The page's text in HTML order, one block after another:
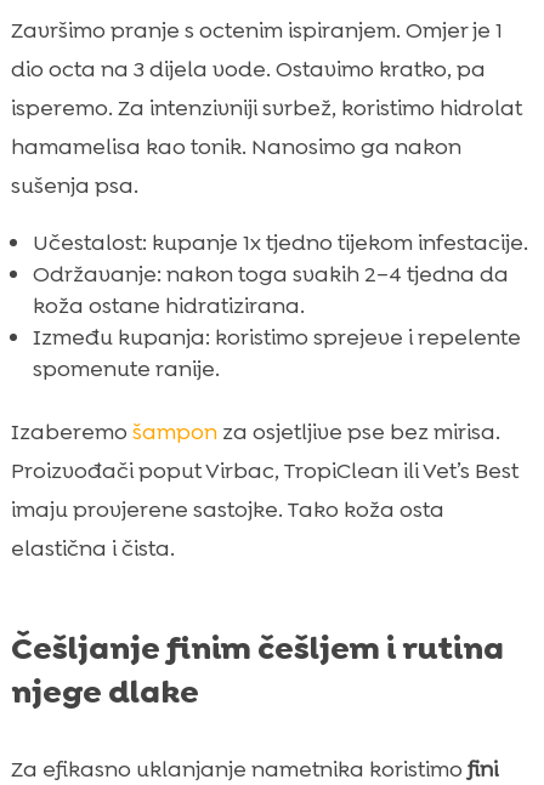
Završimo pranje s octenim ispiranjem. Omjer je 1
dio octa na 3 dijela vode. Ostavimo kratko, pa
isperemo. Za intenzivniji svrbež, koristimo hidrolat
hamamelisa kao tonik. Nanosimo ga nakon
sušenja psa.
Učestalost: kupanje 1x tjedno tijekom infestacije.
Održavanje: nakon toga svakih 2–4 tjedna da
koža ostane hidratizirana.
Između kupanja: koristimo sprejeve i repelente
spomenute ranije.
Izaberemo šamponza osjetljive pse bez mirisa.
Proizvođači poput Virbac, TropiClean ili Vet’s Best
imaju provjerene sastojke. Tako koža osta
elastična i čista.
Češljanje finim češljem i rutina
njege dlake
Za efikasno uklanjanje nametnika koristimo fini